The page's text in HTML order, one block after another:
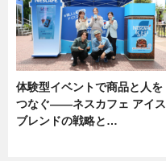
体験型イベントで商品と人を
つなぐ――ネスカフェ アイス
ブレンドの戦略と…